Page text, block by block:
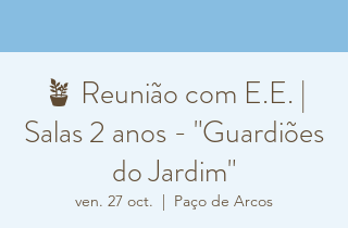
🪴 Reunião com E.E. |
Salas 2 anos - "Guardiões
do Jardim"
ven. 27 oct.
  |
Paço de Arcos